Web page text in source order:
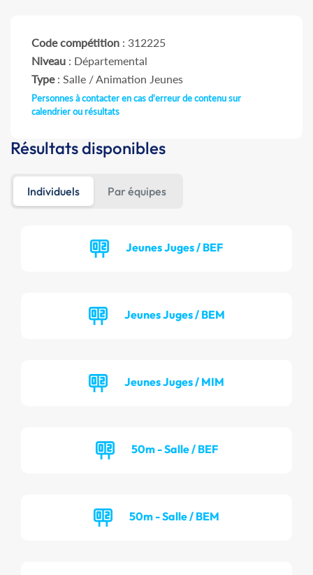
Code compétition : 312225
Niveau : Départemental
Type: Salle / Animation Jeunes
Personnes à contacter en cas d'erreur de contenu sur
calendrier ou résultats
Résultats disponibles
Individuels Par équipes
Jeunes Juges / BEF
Jeunes Juges / BEM
Jeunes Juges / MIM
50m - Salle / BEF
50m - Salle / BEM